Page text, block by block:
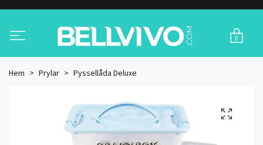
0
Hem Prylar Pyssellåda Deluxe